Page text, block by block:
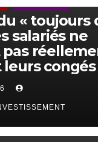
« toujours
salariés ne
congés